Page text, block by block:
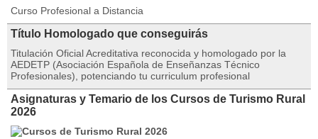
Curso Profesional a Distancia
Título Homologado que conseguirás
Titulación Oficial Acreditativa reconocida y homologado por la
AEDETP (Asociación Española de Enseñanzas Técnico
Profesionales), potenciando tu curriculum profesional
Asignaturas y Temario de los Cursos de Turismo Rural
2026